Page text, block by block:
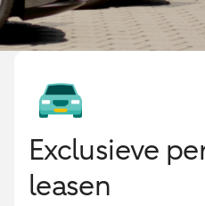
Exclusieve
leasen